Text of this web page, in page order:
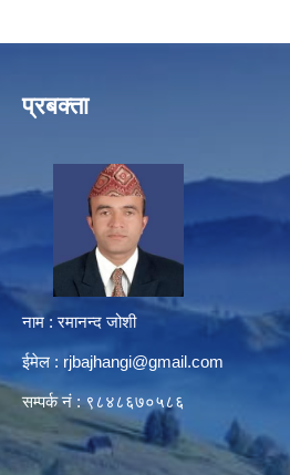
प्रबक्ता
नाम : रमानन्द जोशी
ईमेल : rjbajhangi@gmail.com
सम्पर्क नं : ९८४८६७०५८६